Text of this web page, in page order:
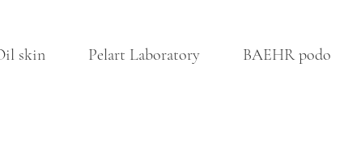
skin Pelart Laboratory BAEHR podo